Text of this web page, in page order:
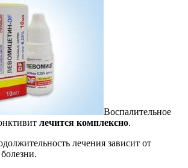
Воспалительное
лечится комплексно.
лечения зависит от